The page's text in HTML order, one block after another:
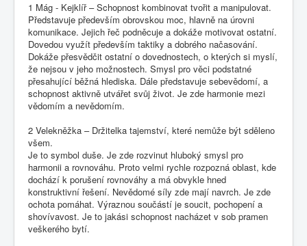
1 Mág - Kejklíř – Schopnost kombinovat tvořit a manipulovat.
Představuje především obrovskou moc, hlavně na úrovni
komunikace. Jejich řeč podněcuje a dokáže motivovat ostatní.
Dovedou využít především taktiky a dobrého načasování.
Dokáže přesvědčit ostatní o dovednostech, o kterých si myslí,
že nejsou v jeho možnostech. Smysl pro věci podstatné
přesahující běžná hlediska. Dále představuje sebevědomí, a
schopnost aktivně utvářet svůj život. Je zde harmonie mezi
vědomím a nevědomím.
2 Velekněžka – Držitelka tajemství, které nemůže být sděleno
všem.
Je to symbol duše. Je zde rozvinut hluboký smysl pro
harmonii a rovnováhu. Proto velmi rychle rozpozná oblast, kde
dochází k porušení rovnováhy a má obvykle hned
konstruktivní řešení. Nevědomé síly zde mají navrch. Je zde
ochota pomáhat. Výraznou součástí je soucit, pochopení a
shovívavost. Je to jakási schopnost nacházet v sob pramen
veškerého bytí.